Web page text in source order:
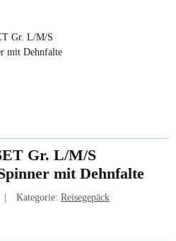
Gr. L/M/S
mit Dehnfalte
Kategorie: Reisegepäck